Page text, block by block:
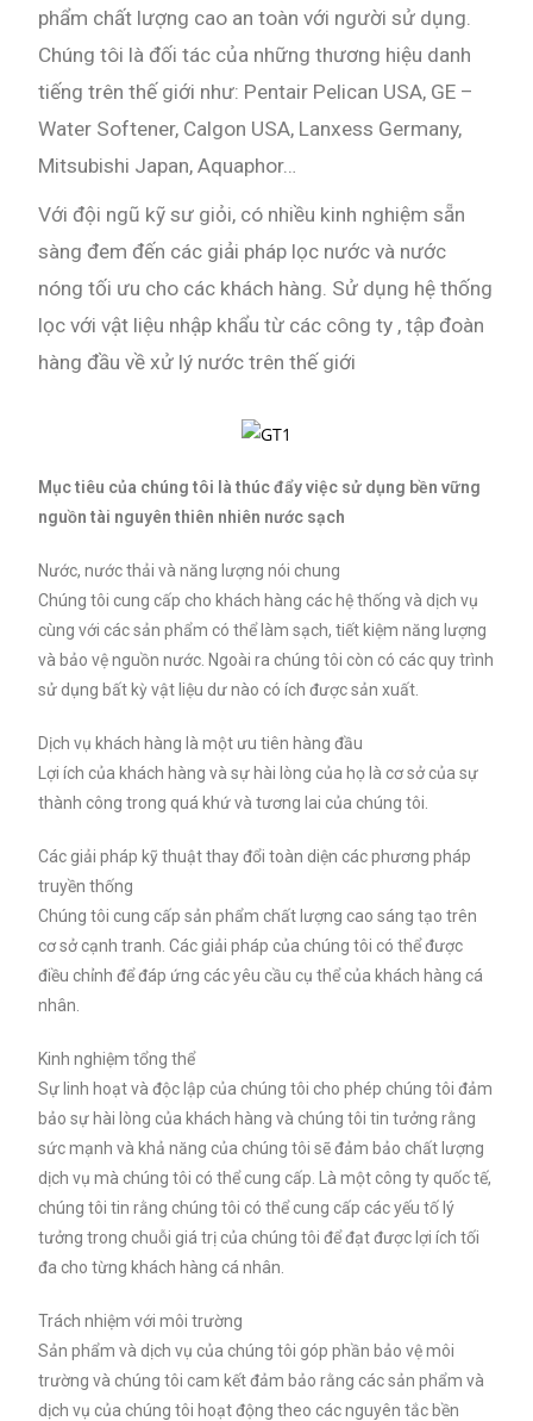
phẩm chất lượng cao an toàn với người sử dụng.
Chúng tôi là đối tác của những thương hiệu danh
tiếng trên thế giới như: Pentair Pelican USA, GE –
Water Softener, Calgon USA, Lanxess Germany,
Mitsubishi Japan, Aquaphor…
Với đội ngũ kỹ sư giỏi, có nhiều kinh nghiệm sẵn
sàng đem đến các giải pháp lọc nước và nước
nóng tối ưu cho các khách hàng. Sử dụng hệ thống
lọc với vật liệu nhập khẩu từ các công ty , tập đoàn
hàng đầu về xử lý nước trên thế giới
Mục tiêu của chúng tôi là thúc đẩy việc sử dụng bền vững
nguồn tài nguyên thiên nhiên nước sạch
Nước, nước thải và năng lượng nói chung
Chúng tôi cung cấp cho khách hàng các hệ thống và dịch vụ
cùng với các sản phẩm có thể làm sạch, tiết kiệm năng lượng
và bảo vệ nguồn nước. Ngoài ra chúng tôi còn có các quy trình
sử dụng bất kỳ vật liệu dư nào có ích được sản xuất.
Dịch vụ khách hàng là một ưu tiên hàng đầu
Lợi ích của khách hàng và sự hài lòng của họ là cơ sở của sự
thành công trong quá khứ và tương lai của chúng tôi.
Các giải pháp kỹ thuật thay đổi toàn diện các phương pháp
truyền thống
Chúng tôi cung cấp sản phẩm chất lượng cao sáng tạo trên
cơ sở cạnh tranh. Các giải pháp của chúng tôi có thể được
điều chỉnh để đáp ứng các yêu cầu cụ thể của khách hàng cá
nhân.
Kinh nghiệm tổng thể
Sự linh hoạt và độc lập của chúng tôi cho phép chúng tôi đảm
bảo sự hài lòng của khách hàng và chúng tôi tin tưởng rằng
sức mạnh và khả năng của chúng tôi sẽ đảm bảo chất lượng
dịch vụ mà chúng tôi có thể cung cấp. Là một công ty quốc tế,
chúng tôi tin rằng chúng tôi có thể cung cấp các yếu tố lý
tưởng trong chuỗi giá trị của chúng tôi để đạt được lợi ích tối
đa cho từng khách hàng cá nhân.
Trách nhiệm với môi trường
Sản phẩm và dịch vụ của chúng tôi góp phần bảo vệ môi
trường và chúng tôi cam kết đảm bảo rằng các sản phẩm và
dịch vụ của chúng tôi hoạt động theo các nguyên tắc bền